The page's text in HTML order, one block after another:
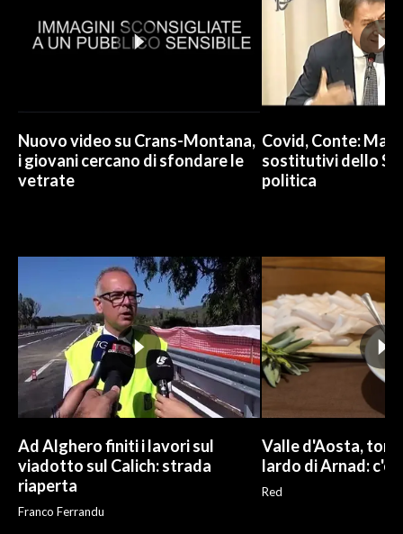
Nuovo video su Crans-Montana,
i giovani cercano di sfondare le
vetrate
Covid, Conte: Mai
sostitutivi dello
politica
Ad Alghero finiti i lavori sul
viadotto sul Calich: strada
riaperta
Franco Ferrandu
Valle d'Aosta,
lardo di Arnad: c'è
Red